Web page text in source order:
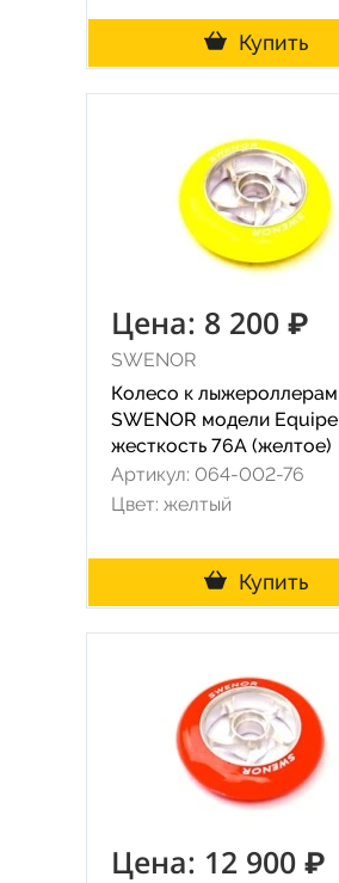
Купить
Цена: 8 200 ₽
SWENOR
Колесо к лыжероллерам
SWENOR модели Equipe
жесткость 76A (желтое)
Артикул: 064-002-76
Цвет: желтый
Купить
Цена: 12 900 ₽